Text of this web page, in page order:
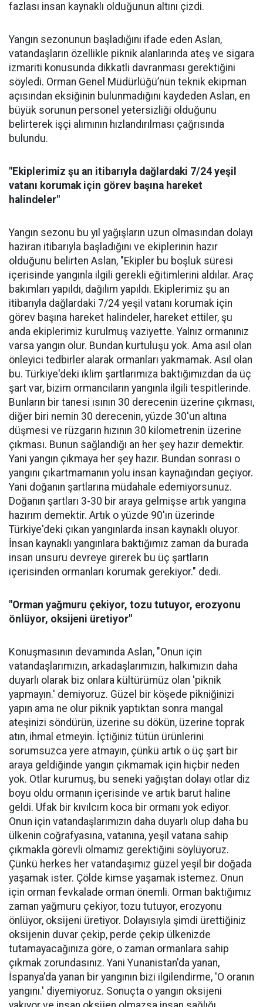
fazlası insan kaynaklı olduğunun altını çizdi.
Yangın sezonunun başladığını ifade eden Aslan,
vatandaşların özellikle piknik alanlarında ateş ve sigara
izmariti konusunda dikkatli davranması gerektiğini
söyledi. Orman Genel Müdürlüğü’nün teknik ekipman
açısından eksiğinin bulunmadığını kaydeden Aslan, en
büyük sorunun personel yetersizliği olduğunu
belirterek işçi alımının hızlandırılması çağrısında
bulundu.
"Ekiplerimiz şu an itibarıyla dağlardaki 7/24 yeşil
vatanı korumak için görev başına hareket
halindeler"
Yangın sezonu bu yıl yağışların uzun olmasından dolayı
haziran itibarıyla başladığını ve ekiplerinin hazır
olduğunu belirten Aslan, "Ekipler bu boşluk süresi
içerisinde yangınla ilgili gerekli eğitimlerini aldılar. Araç
bakımları yapıldı, dağılım yapıldı. Ekiplerimiz şu an
itibarıyla dağlardaki 7/24 yeşil vatanı korumak için
görev başına hareket halindeler, hareket ettiler, şu
anda ekiplerimiz kurulmuş vaziyette. Yalnız ormanınız
varsa yangın olur. Bundan kurtuluşu yok. Ama asıl olan
önleyici tedbirler alarak ormanları yakmamak. Asıl olan
bu. Türkiye'deki iklim şartlarımıza baktığımızdan da üç
şart var, bizim ormancıların yangınla ilgili tespitlerinde.
Bunların bir tanesi ısının 30 derecenin üzerine çıkması,
diğer biri nemin 30 derecenin, yüzde 30'un altına
düşmesi ve rüzgarın hızının 30 kilometrenin üzerine
çıkması. Bunun sağlandığı an her şey hazır demektir.
Yani yangın çıkmaya her şey hazır. Bundan sonrası o
yangını çıkartmamanın yolu insan kaynağından geçiyor.
Yani doğanın şartlarına müdahale edemiyorsunuz.
Doğanın şartları 3-30 bir araya gelmişse artık yangına
hazırım demektir. Artık o yüzde 90'ın üzerinde
Türkiye'deki çıkan yangınlarda insan kaynaklı oluyor.
İnsan kaynaklı yangınlara baktığımız zaman da burada
insan unsuru devreye girerek bu üç şartların
içerisinden ormanları korumak gerekiyor." dedi.
"Orman yağmuru çekiyor, tozu tutuyor, erozyonu
önlüyor, oksijeni üretiyor"
Konuşmasının devamında Aslan, "Onun için
vatandaşlarımızın, arkadaşlarımızın, halkımızın daha
duyarlı olarak biz onlara kültürümüz olan 'piknik
yapmayın.' demiyoruz. Güzel bir köşede pikniğinizi
yapın ama ne olur piknik yaptıktan sonra mangal
ateşinizi söndürün, üzerine su dökün, üzerine toprak
atın, ihmal etmeyin. İçtiğiniz tütün ürünlerini
sorumsuzca yere atmayın, çünkü artık o üç şart bir
araya geldiğinde yangın çıkmamak için hiçbir neden
yok. Otlar kurumuş, bu seneki yağıştan dolayı otlar diz
boyu oldu ormanın içerisinde ve artık barut haline
geldi. Ufak bir kıvılcım koca bir ormanı yok ediyor.
Onun için vatandaşlarımızın daha duyarlı olup daha bu
ülkenin coğrafyasına, vatanına, yeşil vatana sahip
çıkmakla görevli olmamız gerektiğini söylüyoruz.
Çünkü herkes her vatandaşımız güzel yeşil bir doğada
yaşamak ister. Çölde kimse yaşamak istemez. Onun
için orman fevkalade orman önemli. Orman baktığımız
zaman yağmuru çekiyor, tozu tutuyor, erozyonu
önlüyor, oksijeni üretiyor. Dolayısıyla şimdi ürettiğiniz
oksijenin duvar çekip, perde çekip ülkenizde
tutamayacağınıza göre, o zaman ormanlara sahip
çıkmak zorundasınız. Yani Yunanistan'da yanan,
İspanya'da yanan bir yangının bizi ilgilendirme, 'O oranın
yangını.' diyemiyoruz. Sonuçta o yangın oksijeni